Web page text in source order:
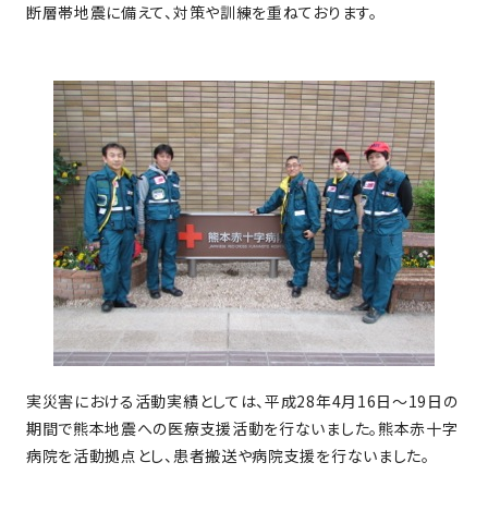
断層帯地震に備えて、対策や訓練を重ねております。
実災害における活動実績としては、平成28年4月16日～19日の
期間で熊本地震への医療支援活動を行ないました。熊本赤十字
病院を活動拠点とし、患者搬送や病院支援を行ないました。